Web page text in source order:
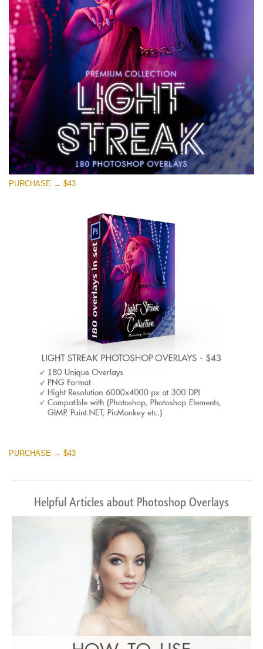
Entire Collection
(1783 Overlays)
Large 6000*4000px
Stažení zdarma
PURCHASE → $43
PURCHASE → $43
Helpful Articles about Photoshop Overlays